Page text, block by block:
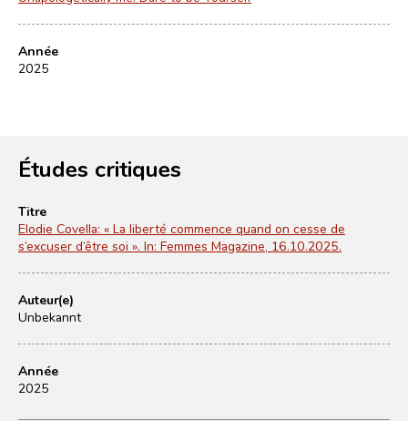
Année
2025
Études critiques
Titre
Elodie Covella: « La liberté commence quand on cesse de
s’excuser d’être soi ». In: Femmes Magazine, 16.10.2025.
Auteur(e)
Unbekannt
Année
2025